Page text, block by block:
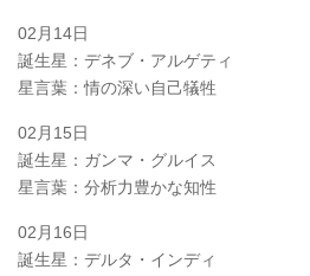
02月14日
誕生星：デネブ・アルゲティ
星言葉：情の深い自己犠牲
02月15日
誕生星：ガンマ・グルイス
星言葉：分析力豊かな知性
02月16日
誕生星：デルタ・インディ